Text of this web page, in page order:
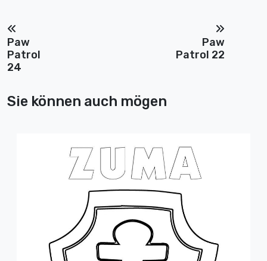
Paw
Patrol
24
Paw
Patrol 22
Sie können auch mögen